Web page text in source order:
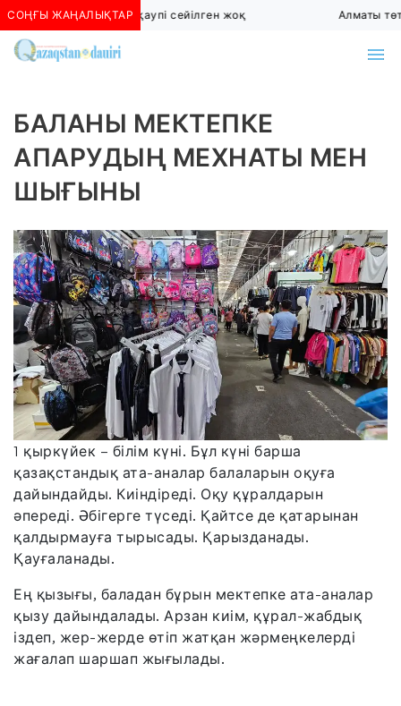
СОҢҒЫ ЖАҢАЛЫҚТАР
Алматыда көшкін қаупі сейілген жоқ Алматы
БАЛАНЫ МЕКТЕПКЕ
АПАРУДЫҢ МЕХНАТЫ МЕН
ШЫҒЫНЫ
1 қыркүйек – білім күні. Бұл күні барша
қазақстандық ата-аналар балаларын оқуға
дайындайды. Киіндіреді. Оқу құралдарын
әпереді. Әбігерге түседі. Қайтсе де қатарынан
қалдырмауға тырысады. Қарызданады.
Қауғаланады.
Ең қызығы, баладан бұрын мектепке ата-аналар
қызу дайындалады. Арзан киім, құрал-жабдық
іздеп, жер-жерде өтіп жатқан жәрмеңкелерді
жағалап шаршап жығылады.